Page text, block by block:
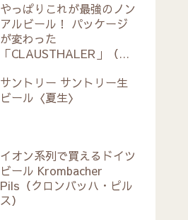
やっぱりこれが最強のノン
アルビール！ パッケージ
が変わった
「CLAUSTHALER」（ク
サントリー サントリー生
ビール〈夏生〉
イオン系列で買えるドイツ
ビール Krombacher
Pils（クロンバッハ・ピル
ス）